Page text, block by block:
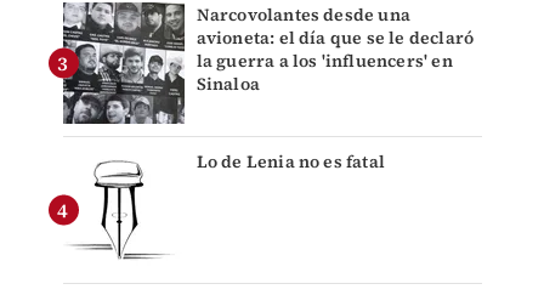
Narcovolantes desde una
avioneta: el día que se le declaró
la guerra a los 'influencers' en
Sinaloa
Lo de Lenia no es fatal